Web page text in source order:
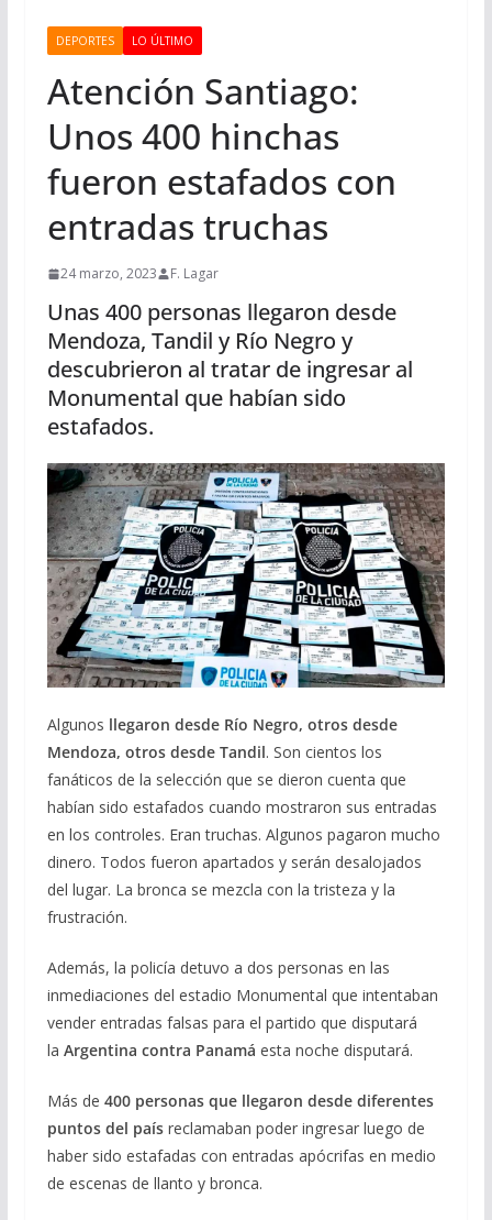
DEPORTES LO ÚLTIMO
Atención Santiago:
Unos 400 hinchas
fueron estafados con
entradas truchas
24 marzo, 2023 F. Lagar
Unas 400 personas llegaron desde
Mendoza, Tandil y Río Negro y
descubrieron al tratar de ingresar al
Monumental que habían sido
estafados.
Algunos llegaron desde Río Negro, otros desde
Mendoza, otros desde Tandil. Son cientos los
fanáticos de la selección que se dieron cuenta que
habían sido estafados cuando mostraron sus entradas
en los controles. Eran truchas. Algunos pagaron mucho
dinero. Todos fueron apartados y serán desalojados
del lugar. La bronca se mezcla con la tristeza y la
frustración.
Además, la policía detuvo a dos personas en las
inmediaciones del estadio Monumental que intentaban
vender entradas falsas para el partido que disputará
la Argentina contra Panamá esta noche disputará.
Más de 400 personas que llegaron desde diferentes
puntos del paísreclamaban poder ingresar luego de
haber sido estafadas con entradas apócrifas en medio
de escenas de llanto y bronca.